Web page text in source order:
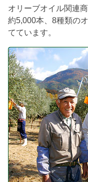
オリーブオイル関連
約5,000本、8種類の
てています。